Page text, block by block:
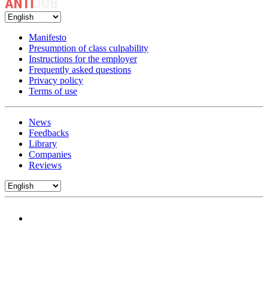
Manifesto
Presumption of class culpability
Instructions for the employer
Frequently asked questions
Privacy policy
Terms of use
News
Feedbacks
Library
Companies
Reviews